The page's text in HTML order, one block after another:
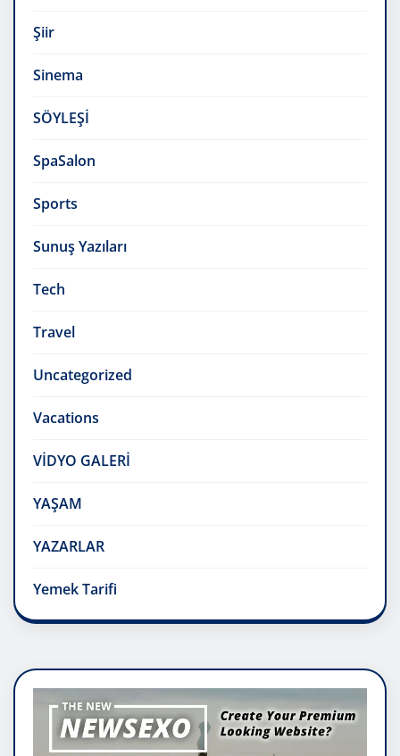
Şiir
Sinema
SÖYLEŞİ
SpaSalon
Sports
Sunuş Yazıları
Tech
Travel
Uncategorized
Vacations
VİDYO GALERİ
YAŞAM
YAZARLAR
Yemek Tarifi